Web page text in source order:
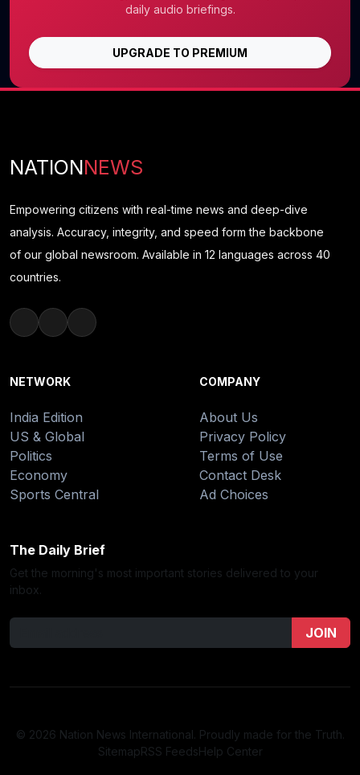
daily audio briefings.
UPGRADE TO PREMIUM
NATIONNEWS
Empowering citizens with real-time news and deep-dive
analysis. Accuracy, integrity, and speed form the backbone
of our global newsroom. Available in 12 languages across 40
countries.
NETWORK
India Edition
US & Global
Politics
Economy
Sports Central
COMPANY
About Us
Privacy Policy
Terms of Use
Contact Desk
Ad Choices
The Daily Brief
Get the morning's most important stories delivered to your
inbox.
JOIN
© 2026 Nation News International. Proudly made for the Truth.
SitemapRSS FeedsHelp Center